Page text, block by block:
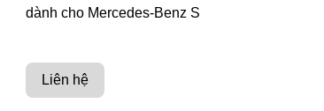
dành cho Mercedes-Benz S
Liên hệ